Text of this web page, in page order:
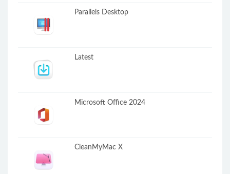
Parallels Desktop
Latest
Microsoft Office 2024
CleanMyMac X